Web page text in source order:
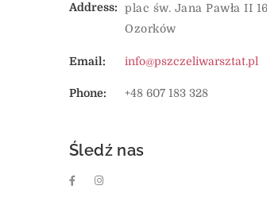
Phone: +48 607 183 328
Address:
plac św. Jana Pawła II
Ozorków
Email: info@pszczeliwarsztat.pl
Śledź nas